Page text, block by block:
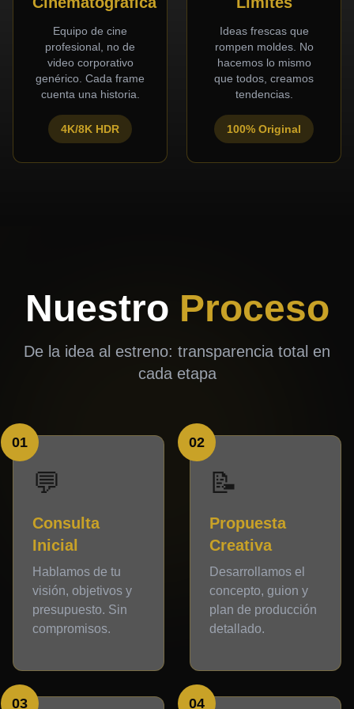
Equipo de cine
profesional, no de
video corporativo
genérico. Cada frame
cuenta una historia.
4K/8K HDR
Ideas frescas que
rompen moldes. No
hacemos lo mismo
que todos, creamos
tendencias.
100% Original
Nuestro Proceso
De la idea al estreno: transparencia total en
cada etapa
01
💬
Consulta
Inicial
Hablamos de tu
visión, objetivos y
presupuesto. Sin
compromisos.
02
📝
Propuesta
Creativa
Desarrollamos el
concepto, guion y
plan de producción
detallado.
03 04